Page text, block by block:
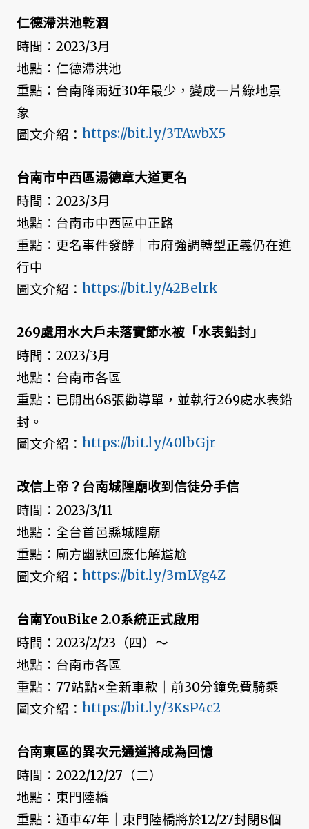
仁德滯洪池乾涸
時間：2023/3月
地點：仁德滯洪池
重點：台南降雨近30年最少，變成一片綠地景
象
圖文介紹： https://bit.ly/3TAwbX5
台南市中西區湯德章大道更名
時間：2023/3月
地點：台南市中西區中正路
重點：更名事件發酵｜市府強調轉型正義仍在進
行中
圖文介紹： https://bit.ly/42Belrk
269處用水大戶未落實節水被「水表鉛封」
時間：2023/3月
地點：台南市各區
重點：已開出68張勸導單，並執行269處水表鉛
封。
圖文介紹： https://bit.ly/40lbGjr
改信上帝？台南城隍廟收到信徒分手信
時間：2023/3/11
地點：全台首邑縣城隍廟
重點：廟方幽默回應化解尷尬
圖文介紹： https://bit.ly/3mLVg4Z
台南YouBike 2.0系統正式啟用
時間：2023/2/23（四）～
地點：台南市各區
重點：77站點×全新車款｜前30分鐘免費騎乘
圖文介紹： https://bit.ly/3KsP4c2
台南東區的異次元通道將成為回憶
時間：2022/12/27（二）
地點：東門陸橋
重點：通車47年｜東門陸橋將於12/27封閉8個